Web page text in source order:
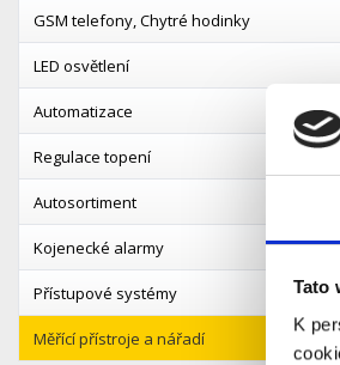
Tato
K
GSM telefony, Chytré hodinky
LED osvětlení
Automatizace
Regulace topení
Autosortiment
Kojenecké alarmy
Přístupové systémy
Měřící přístroje a nářadí